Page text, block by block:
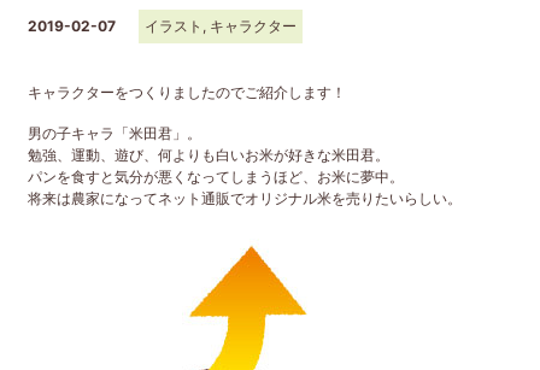
2019-02-07 イラスト , キャラクター
キャラクターをつくりましたのでご紹介します！
男の子キャラ「米田君」。
勉強、運動、遊び、何よりも白いお米が好きな米田君。
パンを食すと気分が悪くなってしまうほど、お米に夢中。
将来は農家になってネット通販でオリジナル米を売りたいらしい。